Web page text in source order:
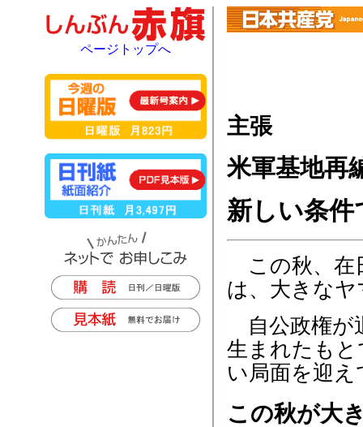
主張
米軍基地再
新しい条件
この秋、在
は、大きな
自公政権が
生まれたも
い局面を迎
この秋が大
ページトップへ